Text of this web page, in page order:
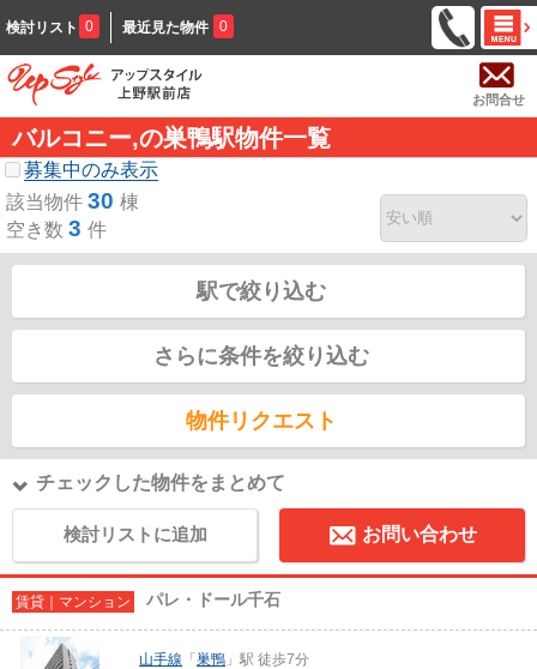
検討リスト 0 最近見た物件 0
お問合せ
バルコニー,の巣鴨駅物件一覧
募集中のみ表示
該当物件 30 棟
空き数 3 件
駅で絞り込む
さらに条件を絞り込む
物件リクエスト
チェックした物件をまとめて
検討リストに追加 お問い合わせ
賃貸｜マンション パレ・ドール千石
山手線 「 巣鴨 」駅 徒歩7分